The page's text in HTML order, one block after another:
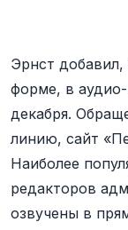
Эрнст
форме, в
декабря.
линию, сайт
Наиболее
редакторов
озвучены в